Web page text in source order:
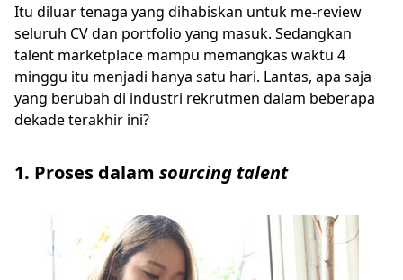
Itu diluar tenaga yang dihabiskan untuk me-review
seluruh CV dan portfolio yang masuk. Sedangkan
talent marketplace mampu memangkas waktu 4
minggu itu menjadi hanya satu hari. Lantas, apa saja
yang berubah di industri rekrutmen dalam beberapa
dekade terakhir ini?
1. Proses dalam sourcing talent